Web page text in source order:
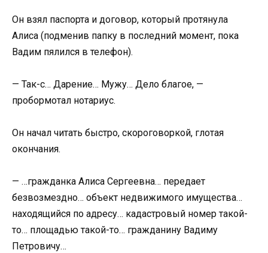
Он взял паспорта и договор, который протянула
Алиса (подменив папку в последний момент, пока
Вадим пялился в телефон).
— Так-с… Дарение… Мужу… Дело благое, —
пробормотал нотариус.
Он начал читать быстро, скороговоркой, глотая
окончания.
— …гражданка Алиса Сергеевна… передает
безвозмездно… объект недвижимого имущества…
находящийся по адресу… кадастровый номер такой-
то… площадью такой-то… гражданину Вадиму
Петровичу…